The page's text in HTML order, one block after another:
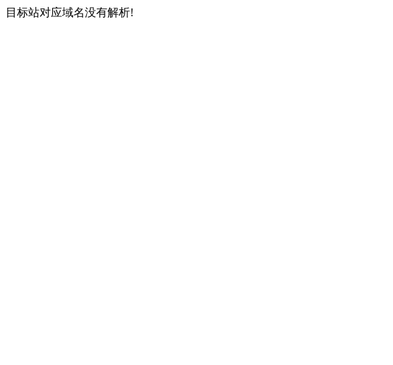
目标站对应域名没有解析!